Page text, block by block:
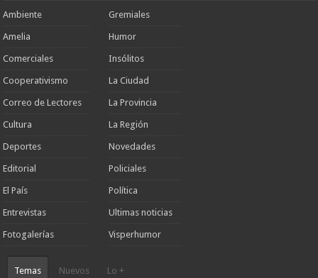
Ambiente
Amelia
Comerciales
Cooperativismo
Correo de Lectores
Cultura
Deportes
Editorial
El País
Entrevistas
Fotogalerías
Gremiales
Humor
Insólitos
La Ciudad
La Provincia
La Región
Novedades
Policiales
Política
Ultimas noticias
Visperhumor
Temas Nuevos Lo +